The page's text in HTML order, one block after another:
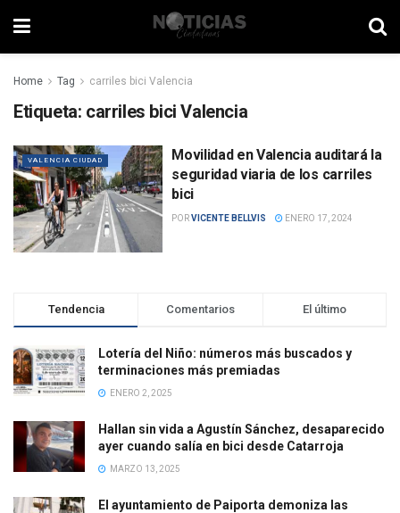
Home Tag carriles bici Valencia
Etiqueta: carriles bici Valencia
VALENCIA CIUDAD
Movilidad en Valencia auditará la
seguridad viaria de los carriles
bici
PORVICENTE BELLVIS ENERO 17, 2024
Tendencia Comentarios El último
Lotería del Niño: números más buscados y
terminaciones más premiadas
ENERO 2, 2025
Hallan sin vida a Agustín Sánchez, desaparecido
ayer cuando salía en bici desde Catarroja
MARZO 13, 2025
El ayuntamiento de Paiporta demoniza las